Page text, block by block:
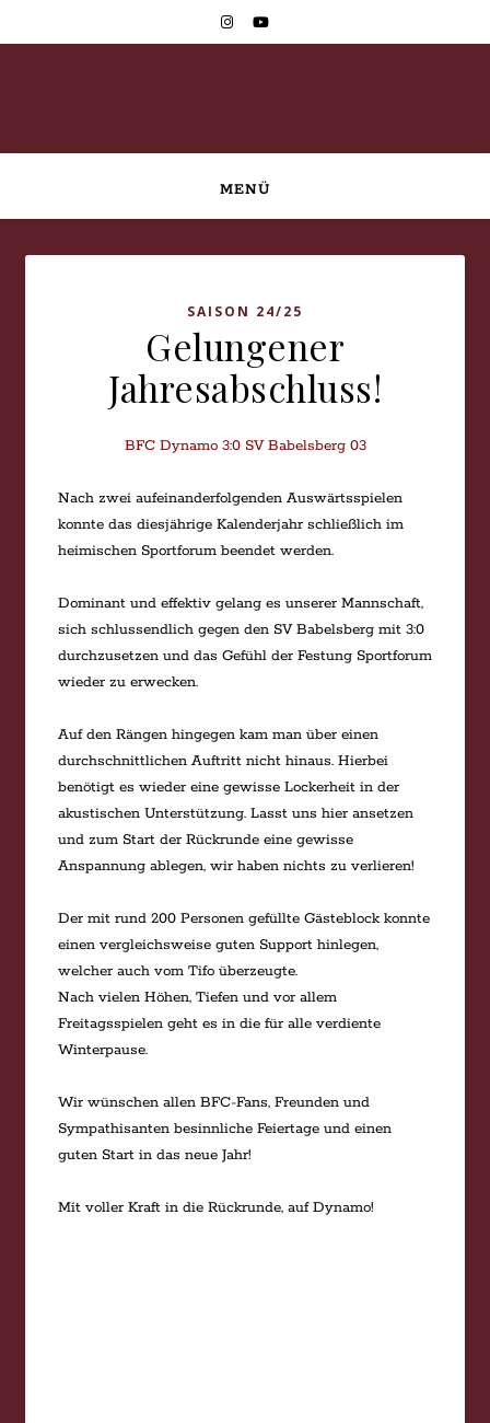
MENÜ
SAISON 24/25
Gelungener
Jahresabschluss!
BFC Dynamo 3:0 SV Babelsberg 03
Nach zwei aufeinanderfolgenden Auswärtsspielen
konnte das diesjährige Kalenderjahr schließlich im
heimischen Sportforum beendet werden.
Dominant und effektiv gelang es unserer Mannschaft,
sich schlussendlich gegen den SV Babelsberg mit 3:0
durchzusetzen und das Gefühl der Festung Sportforum
wieder zu erwecken.
Auf den Rängen hingegen kam man über einen
durchschnittlichen Auftritt nicht hinaus. Hierbei
benötigt es wieder eine gewisse Lockerheit in der
akustischen Unterstützung. Lasst uns hier ansetzen
und zum Start der Rückrunde eine gewisse
Anspannung ablegen, wir haben nichts zu verlieren!
Der mit rund 200 Personen gefüllte Gästeblock konnte
einen vergleichsweise guten Support hinlegen,
welcher auch vom Tifo überzeugte.
Nach vielen Höhen, Tiefen und vor allem
Freitagsspielen geht es in die für alle verdiente
Winterpause.
Wir wünschen allen BFC-Fans, Freunden und
Sympathisanten besinnliche Feiertage und einen
guten Start in das neue Jahr!
Mit voller Kraft in die Rückrunde, auf Dynamo!